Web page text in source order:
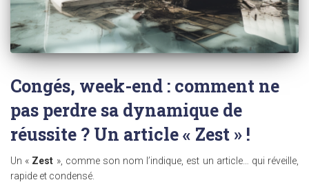
Congés, week-end : comment ne
pas perdre sa dynamique de
réussite ? Un article « Zest » !
Un « Zest », comme son nom l’indique, est un article… qui réveille,
rapide et condensé.